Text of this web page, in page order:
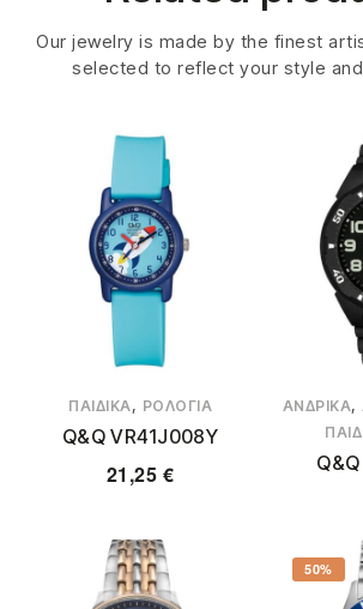
Our jewelry is made by the finest
selected to reflect your style
ΠΑΙΔΙΚΆ , ΡΟΛΌΓΙΑ
Q&Q VR41J008Y
21,25 €
ΑΝΔΡΙΚΆ,
50%